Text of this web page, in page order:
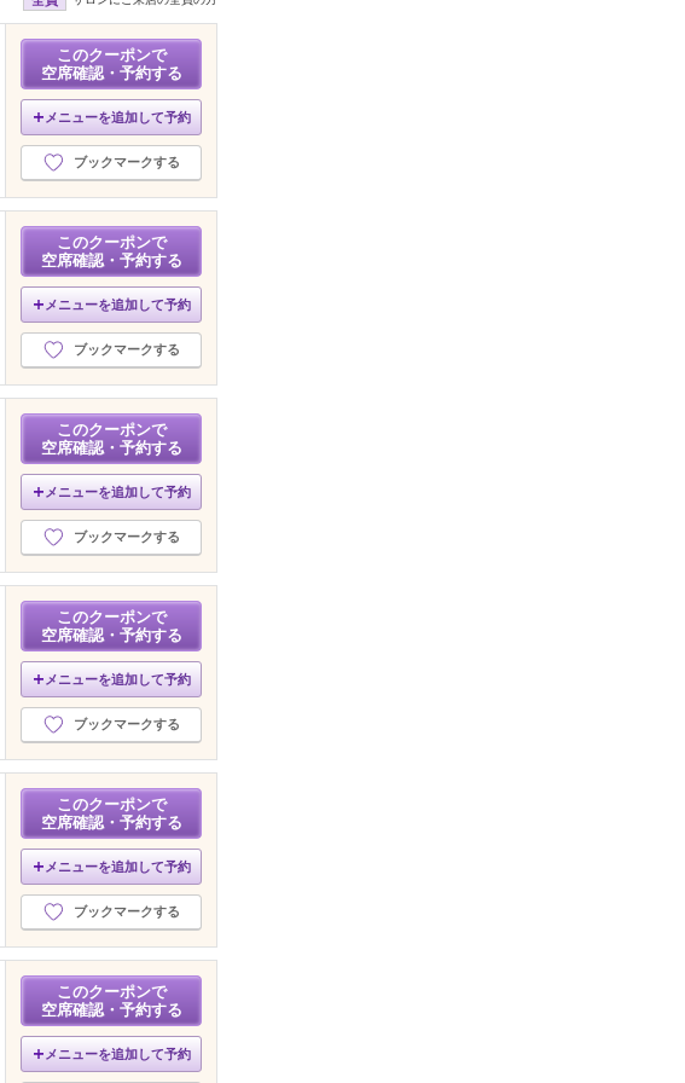
このクーポンで
空席確認・予約する
メニューを追加して予約
ブックマークする
このクーポンで
空席確認・予約する
メニューを追加して予約
ブックマークする
このクーポンで
空席確認・予約する
メニューを追加して予約
ブックマークする
このクーポンで
空席確認・予約する
メニューを追加して予約
ブックマークする
このクーポンで
空席確認・予約する
メニューを追加して予約
ブックマークする
このクーポンで
空席確認・予約する
メニューを追加して予約